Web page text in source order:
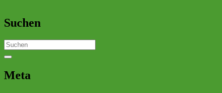
Suchen
Search
for:
Meta